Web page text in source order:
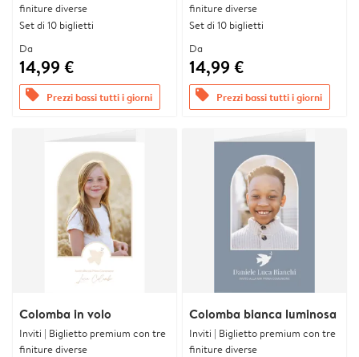
finiture diverse
Set di 10 biglietti
Da
14,99 €
offers Prezzi bassi tutti i giorni
finiture diverse
Set di 10 biglietti
Da
14,99 €
offers Prezzi bassi tutti i giorni
Colomba in volo
Inviti | Biglietto premium con tre
finiture diverse
Colomba bianca luminosa
Inviti | Biglietto premium con tre
finiture diverse